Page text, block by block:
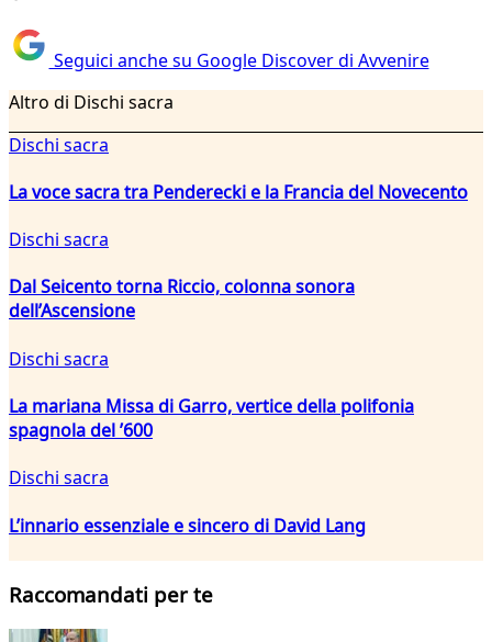
Seguici anche su Google Discover di Avvenire
Altro di Dischi sacra
Dischi sacra
La voce sacra tra Penderecki e la Francia del Novecento
Dischi sacra
Dal Seicento torna Riccio, colonna sonora
dell’Ascensione
Dischi sacra
La mariana Missa di Garro, vertice della polifonia
spagnola del ’600
Dischi sacra
L’innario essenziale e sincero di David Lang
Raccomandati per te